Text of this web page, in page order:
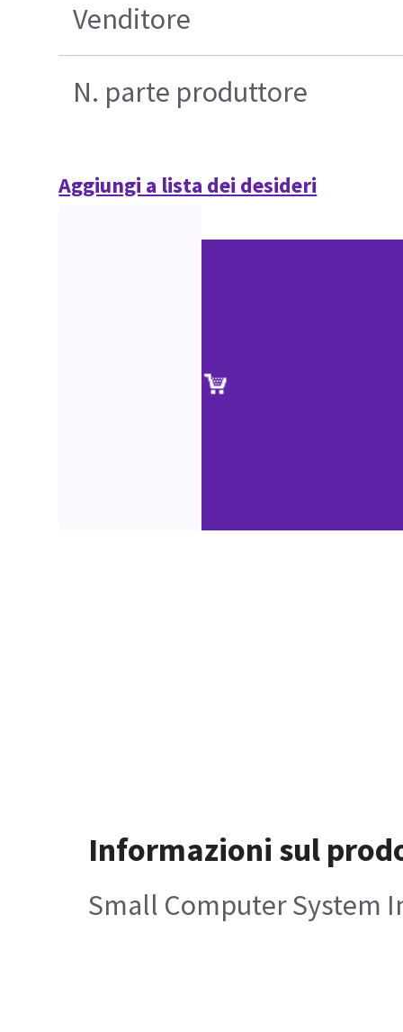
Venditore
N. parte produttore
Aggiungi a lista dei desideri
Informazioni sul
Small Computer System